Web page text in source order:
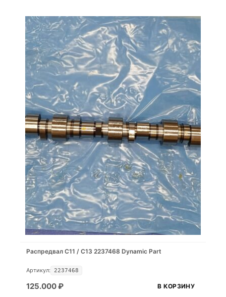
Распредвал С11 / С13 2237468 Dynamic Part
Артикул: 2237468
125.000₽ В КОРЗИНУ